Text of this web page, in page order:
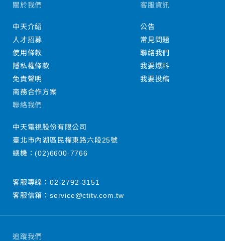
追蹤我們
關於我們
中天介紹
人才招募
使用條款
隱私權條款
免責聲明
商務合作方案
客服資訊
公告
常見問題
聯絡我們
我要爆料
我要投稿
聯絡我們
中天電視股份有限公司
臺北市內湖區民權東路六段25號
總機：(02)6600-7766
客服專線： 02-2792-3151
客服信箱： service@ctitv.com.tw